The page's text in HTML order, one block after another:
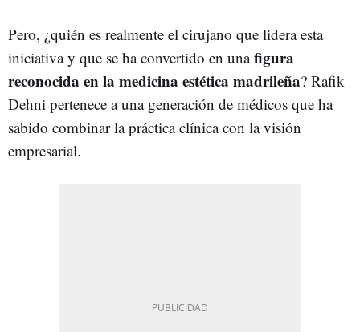
Pero, ¿quién es realmente el cirujano que lidera esta
iniciativa y que se ha convertido en unafigura
reconocida en la medicina estética madrileña? Rafik
Dehni pertenece a una generación de médicos que ha
sabido combinar la práctica clínica con la visión
empresarial.